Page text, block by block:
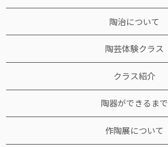
陶治について
陶芸体験クラス
クラス紹介
陶器ができるまで
作陶展について